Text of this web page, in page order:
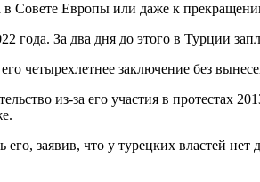
Совете Европы или даже к
За два дня до этого в Турции
четырехлетнее заключение без
из-за его участия в протестах
заявив, что у турецких властей